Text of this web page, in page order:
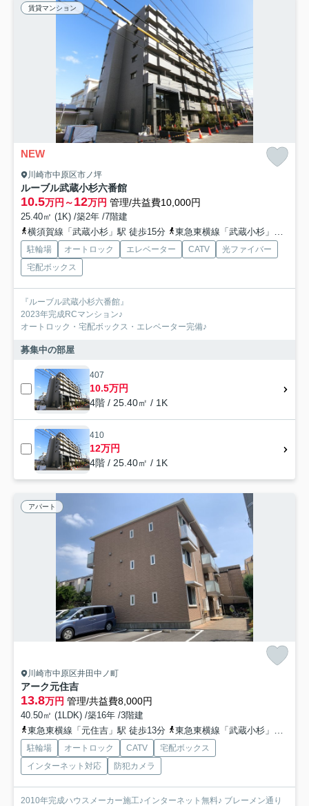
賃貸マンション
NEW
川崎市中原区市ノ坪
ルーブル武蔵小杉六番館
10.5万円～12万円 管理/共益費10,000円
25.40㎡ (1K) /築2年 /7階建
横須賀線「武蔵小杉」駅 徒歩15分
東急東横線「武蔵小杉」駅 徒歩18分
駐輪場 オートロック エレベーター CATV
光ファイバー
宅配ボックス
『ルーブル武蔵小杉六番館』
2023年完成RCマンション♪
オートロック・宅配ボックス・エレベーター完備♪
募集中の部屋
407
10.5万円
4階 / 25.40㎡ / 1K
410
12万円
4階 / 25.40㎡ / 1K
アパート
川崎市中原区井田中ノ町
アーク元住吉
13.8万円 管理/共益費8,000円
40.50㎡ (1LDK) /築16年 /3階建
東急東横線「元住吉」駅 徒歩13分
東急東横線「武蔵小杉」駅 徒歩24分
駐輪場 オートロック CATV
宅配ボックス
インターネット対応
防犯カメラ
2010年完成ハウスメーカー施工♪インターネット無料♪ ブレーメン通り